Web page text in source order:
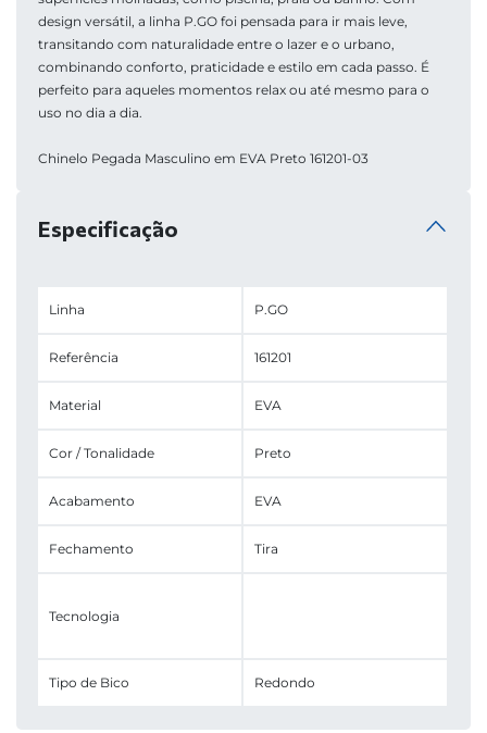
design versátil, a linha P.GO foi pensada para ir mais leve,
transitando com naturalidade entre o lazer e o urbano,
combinando conforto, praticidade e estilo em cada passo. É
perfeito para aqueles momentos relax ou até mesmo para o
uso no dia a dia.
Chinelo Pegada Masculino em EVA Preto 161201-03
Especificação
Linha P.GO
Referência 161201
Material EVA
Cor / Tonalidade Preto
Acabamento EVA
Fechamento Tira
Tecnologia
Tipo de Bico Redondo